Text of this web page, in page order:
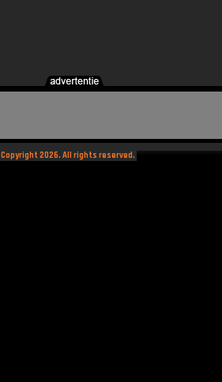
Copyright 2026. All rights reserved.